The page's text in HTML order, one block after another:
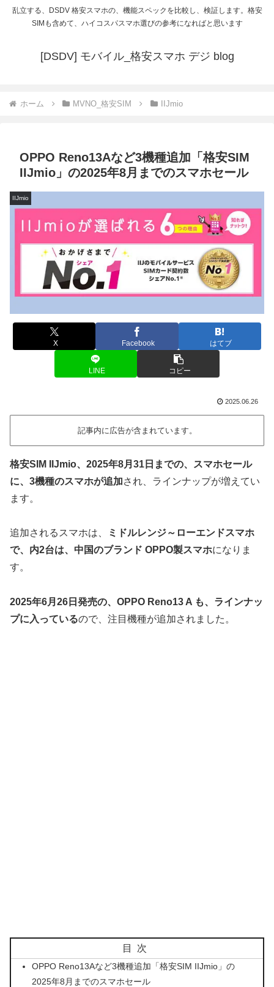
乱立する、DSDV 格安スマホの、機能スペックを比較し、検証します。格安
SIMも含めて、ハイコスパスマホ選びの参考になればと思います
[DSDV] モバイル_格安スマホ デジ blog
ホーム MVNO_格安SIM IIJmio
OPPO Reno13Aなど3機種追加「格安SIM
IIJmio」の2025年8月までのスマホセール
IIJmio
X Facebook はてブ
LINE コピー
2025.06.26
記事内に広告が含まれています。
格安SIM IIJmio、2025年8月31日までの、スマホセール
に、3機種のスマホが追加され、ラインナップが増えてい
ます。
追加されるスマホは、
ミドルレンジ～ローエンドスマホ
で、内2台は、中国のブランド OPPO製スマホになりま
す。
2025年6月26日発売の、OPPO Reno13 A も、ラインナッ
プに入っているので、注目機種が追加されました。
目次
OPPO Reno13Aなど3機種追加「格安SIM IIJmio」の
2025年8月までのスマホセール